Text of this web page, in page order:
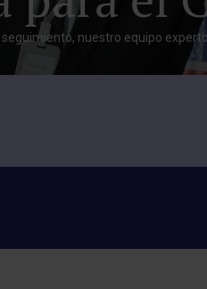
nuestro equipo